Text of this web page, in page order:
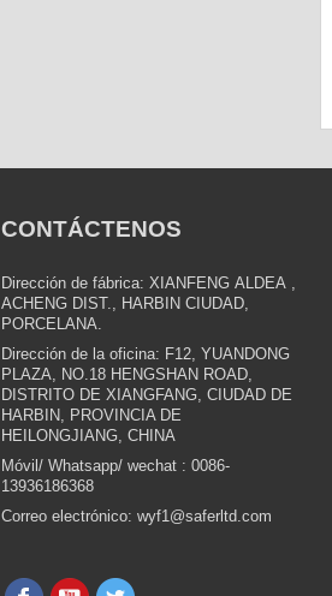
CONTÁCTENOS
Dirección de fábrica: XIANFENG ALDEA ,
ACHENG DIST., HARBIN CIUDAD,
PORCELANA.
Dirección de la oficina: F12, YUANDONG
PLAZA, NO.18 HENGSHAN ROAD,
DISTRITO DE XIANGFANG, CIUDAD DE
HARBIN, PROVINCIA DE
HEILONGJIANG, CHINA
Móvil/ Whatsapp/ wechat : 0086-
13936186368
Correo electrónico: wyf1@saferltd.com